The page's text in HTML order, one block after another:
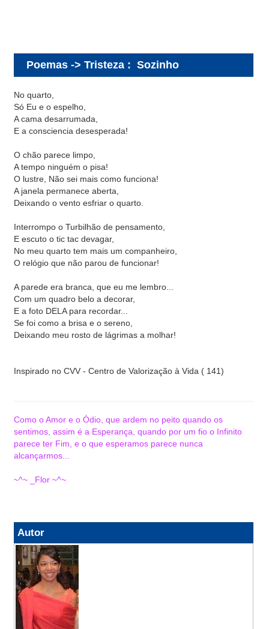
Poemas -> Tristeza : Sozinho
No quarto,
Só Eu e o espelho,
A cama desarrumada,
E a consciencia desesperada!
O chão parece limpo,
A tempo ninguém o pisa!
O lustre, Não sei mais como funciona!
A janela permanece aberta,
Deixando o vento esfriar o quarto.
Interrompo o Turbilhão de pensamento,
E escuto o tic tac devagar,
No meu quarto tem mais um companheiro,
O relógio que não parou de funcionar!
A parede era branca, que eu me lembro...
Com um quadro belo a decorar,
E a foto DELA para recordar...
Se foi como a brisa e o sereno,
Deixando meu rosto de lágrimas a molhar!
Inspirado no CVV - Centro de Valorização à Vida ( 141)
Como o Amor e o Ódio, que ardem no peito quando os
sentimos, assim é a Esperança, quando por um fio o Infinito
parece ter Fim, e o que esperamos parece nunca
alcançarmos...
~^~ _Flor ~^~
Autor